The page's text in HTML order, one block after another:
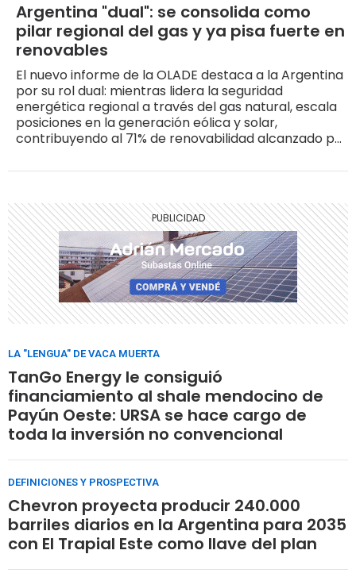
Argentina "dual": se consolida como
pilar regional del gas y ya pisa fuerte en
renovables
El nuevo informe de la OLADE destaca a la Argentina
por su rol dual: mientras lidera la seguridad
energética regional a través del gas natural, escala
posiciones en la generación eólica y solar,
contribuyendo al 71% de renovabilidad alcanzado por
LA "LENGUA" DE VACA MUERTA
TanGo Energy le consiguió
financiamiento al shale mendocino de
Payún Oeste: URSA se hace cargo de
toda la inversión no convencional
DEFINICIONES Y PROSPECTIVA
Chevron proyecta producir 240.000
barriles diarios en la Argentina para 2035
con El Trapial Este como llave del plan